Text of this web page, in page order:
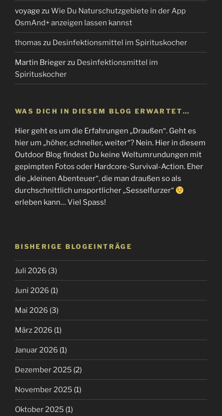
voyage zu Wie Du Naturschutzgebiete in der App
OsmAnd+ anzeigen lassen kannst
thomas zu Desinfektionsmittel im Spirituskocher
Martin Briegerzu Desinfektionsmittel im
Spirituskocher
WAS DICH IN DIESEM BLOG ERWARTET…
Hier geht es um die Erfahrungen „Draußen“. Geht es
hier um „höher, schneller, weiter“? Nein. Hier in diesem
Outdoor Blog findest Du keine Weltumrundungen mit
gepimpten Fotos oder Hardcore-Survival-Action. Eher
die „kleinen Abenteuer“, die man draußen so als
durchschnittlich unsportlicher „Sesselfurzer“
erleben kann… Viel Spass!
BISHERIGE BLOGEINTRÄGE
Juli 2026 (3)
Juni 2026 (1)
Mai 2026 (3)
März 2026 (1)
Januar 2026 (1)
Dezember 2025 (2)
November 2025 (1)
Oktober 2025 (1)